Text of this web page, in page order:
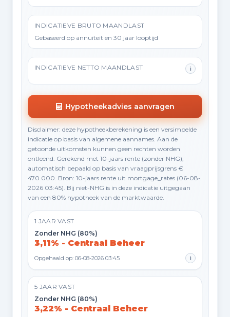
INDICATIEVE BRUTO MAANDLAST
Gebaseerd op annuïteit en 30 jaar looptijd
INDICATIEVE NETTO MAANDLAST i
Hypotheekadvies aanvragen
Disclaimer: deze hypotheekberekening is een versimpelde
indicatie op basis van algemene aannames. Aan de
getoonde uitkomsten kunnen geen rechten worden
ontleend. Gerekend met 10-jaars rente (zonder NHG),
automatisch bepaald op basis van vraagprijsgrens €
470.000. Bron: 10-jaars rente uit mortgage_rates (06-08-
2026 03:45). Bij niet-NHG is in deze indicatie uitgegaan
van een 80% hypotheek van de marktwaarde.
1 JAAR VAST
Zonder NHG (80%)
3,11% - Centraal Beheer
Opgehaald op: 06-08-2026 03:45 i
5 JAAR VAST
Zonder NHG (80%)
3,22% - Centraal Beheer